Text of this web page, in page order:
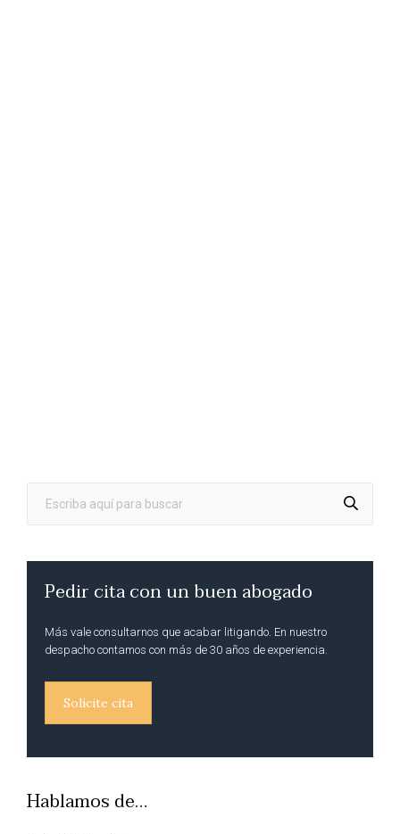
Pedir cita con un buen abogado
Más vale consultarnos que acabar litigando. En nuestro
despacho contamos con más de 30 años de experiencia.
Solicite cita
Hablamos de…